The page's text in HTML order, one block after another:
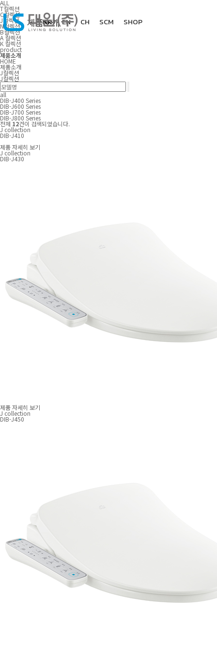
제품소개
고객지원
회사소개
KR EN CH SCM SHOP
ALL
T컬렉션
C컬렉션
J컬렉션
N컬렉션
B컬렉션
A 컬렉션
K 컬렉션
product
제품소개
HOME
제품소개
J컬렉션
J컬렉션
all
DIB-J400 Series
DIB-J600 Series
DIB-J700 Series
DIB-J800 Series
전체 12건이 검색되었습니다.
J collection
DIB-J410
제품 자세히 보기
J collection
DIB-J430
제품 자세히 보기
J collection
DIB-J450